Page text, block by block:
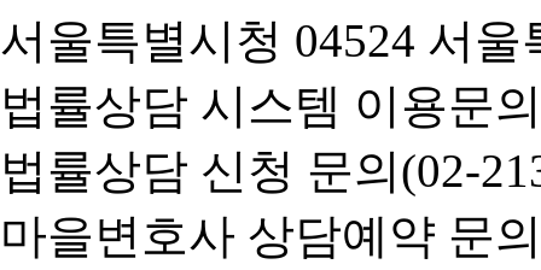
서울특별시청 04524 서
법률상담 시스템 이용문
법률상담 신청 문의(02-
마을변호사 상담예약 문